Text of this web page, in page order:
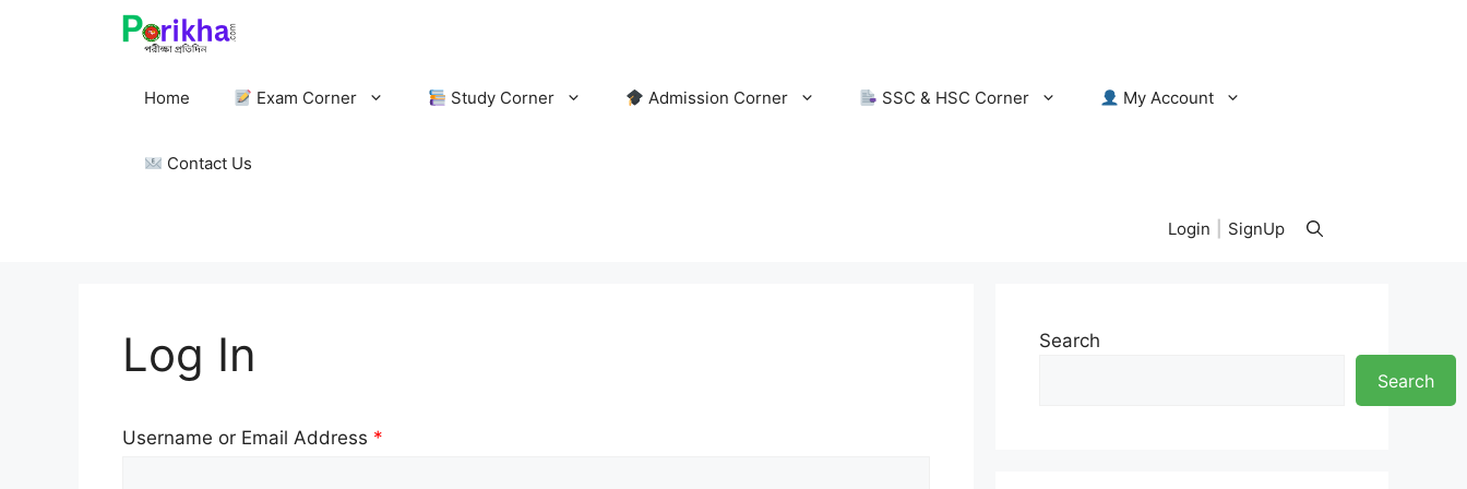
Home Exam Corner Study Corner Admission Corner SSC & HSC Corner My Account
Contact Us
Login SignUp
Log In
Username or Email Address *
Search
Search